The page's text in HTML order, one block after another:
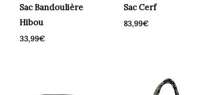
Sac Bandoulière
Hibou
33,99€
Sac Cerf
83,99€